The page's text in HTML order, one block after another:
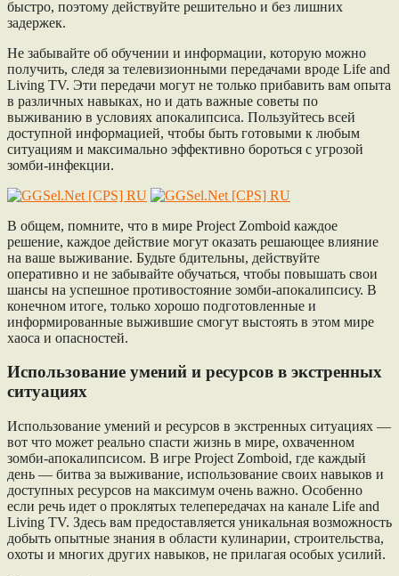
быстро, поэтому действуйте решительно и без лишних
задержек.
Не забывайте об обучении и информации, которую можно
получить, следя за телевизионными передачами вроде Life and
Living TV. Эти передачи могут не только прибавить вам опыта
в различных навыках, но и дать важные советы по
выживанию в условиях апокалипсиса. Пользуйтесь всей
доступной информацией, чтобы быть готовыми к любым
ситуациям и максимально эффективно бороться с угрозой
зомби-инфекции.
В общем, помните, что в мире Project Zomboid каждое
решение, каждое действие могут оказать решающее влияние
на ваше выживание. Будьте бдительны, действуйте
оперативно и не забывайте обучаться, чтобы повышать свои
шансы на успешное противостояние зомби-апокалипсису. В
конечном итоге, только хорошо подготовленные и
информированные выжившие смогут выстоять в этом мире
хаоса и опасностей.
Использование умений и ресурсов в экстренных
ситуациях
Использование умений и ресурсов в экстренных ситуациях —
вот что может реально спасти жизнь в мире, охваченном
зомби-апокалипсисом. В игре Project Zomboid, где каждый
день — битва за выживание, использование своих навыков и
доступных ресурсов на максимум очень важно. Особенно
если речь идет о проклятых телепередачах на канале Life and
Living TV. Здесь вам предоставляется уникальная возможность
добыть опытные знания в области кулинарии, строительства,
охоты и многих других навыков, не прилагая особых усилий.